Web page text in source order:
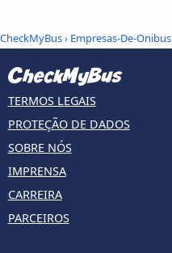
CheckMyBus› Empresas-De-Onibus
TERMOS LEGAIS
PROTEÇÃO DE DADOS
SOBRE NÓS
IMPRENSA
CARREIRA
PARCEIROS